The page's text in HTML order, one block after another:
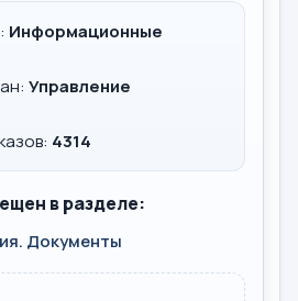
Информационные
Управление
4314
в разделе:
Документы